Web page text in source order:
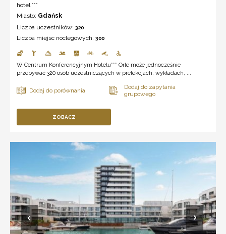
hotel ***
Miasto: Gdańsk
Liczba uczestników: 320
Liczba miejsc noclegowych: 300
W Centrum Konferencyjnym Hotelu*** Orle może jednocześnie
przebywać 320 osób uczestniczących w prelekcjach, wykładach, ...
ZOBACZ